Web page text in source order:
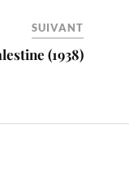
SUIVANT
(1938)